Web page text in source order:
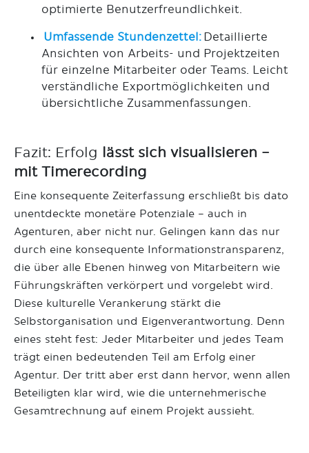
optimierte Benutzerfreundlichkeit.
Umfassende Stundenzettel: Detaillierte
Ansichten von Arbeits- und Projektzeiten
für einzelne Mitarbeiter oder Teams. Leicht
verständliche Exportmöglichkeiten und
übersichtliche Zusammenfassungen.
Fazit: Erfolg lässt sich visualisieren –
mit Timerecording
Eine konsequente Zeiterfassung erschließt bis dato
unentdeckte monetäre Potenziale – auch in
Agenturen, aber nicht nur. Gelingen kann das nur
durch eine konsequente Informationstransparenz,
die über alle Ebenen hinweg von Mitarbeitern wie
Führungskräften verkörpert und vorgelebt wird.
Diese kulturelle Verankerung stärkt die
Selbstorganisation und Eigenverantwortung. Denn
eines steht fest: Jeder Mitarbeiter und jedes Team
trägt einen bedeutenden Teil am Erfolg einer
Agentur. Der tritt aber erst dann hervor, wenn allen
Beteiligten klar wird, wie die unternehmerische
Gesamtrechnung auf einem Projekt aussieht.